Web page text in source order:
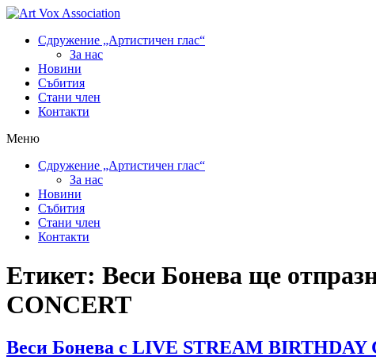
Сдружение „Артистичен глас“
За нас
Новини
Събития
Стани член
Контакти
Меню
Сдружение „Артистичен глас“
За нас
Новини
Събития
Стани член
Контакти
Етикет: Веси Бонева ще
CONCERT
Веси Бонева с LIVE STREAM BIRTHDAY